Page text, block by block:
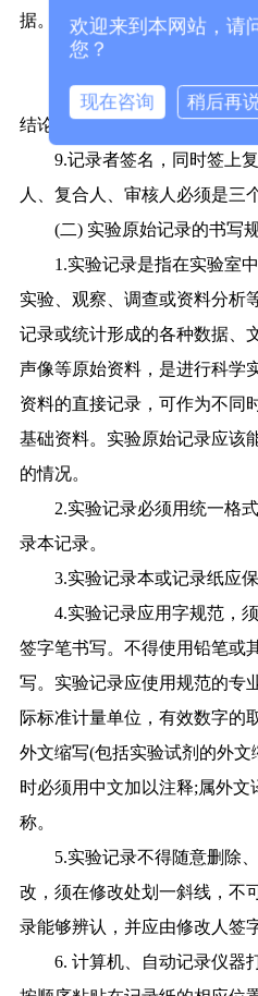
据。
7.实验结果：检验所获得的
8.实验讨论：对本次实验结
结论。
9.记录者签名，同时签上复
人、复合人、审核人必须是三
(二) 实验原始记录的书写
1.实验记录是指在实验室中
实验、观察、调查或资料分析
记录或统计形成的各种数据、
声像等原始资料，是进行科学
资料的直接记录，可作为不同
基础资料。实验原始记录应该
的情况。
2.实验记录必须用统一格式
录本记录。
3.实验记录本或记录纸应保
4.实验记录应用字规范，须
签字笔书写。不得使用铅笔或
写。实验记录应使用规范的专
际标准计量单位，有效数字的
外文缩写(包括实验试剂的外
时必须用中文加以注释;属外文
称。
5.实验记录不得随意删除、
改，须在修改处划一斜线，不
录能够辨认，并应由修改人签
6. 计算机、自动记录仪器
欢迎来到本网站，请
您？
现在咨询 稍后再